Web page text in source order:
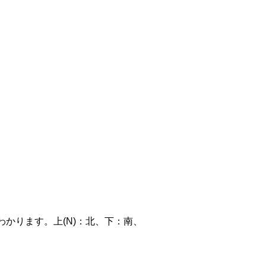
ります。上(N)：北、下：南、